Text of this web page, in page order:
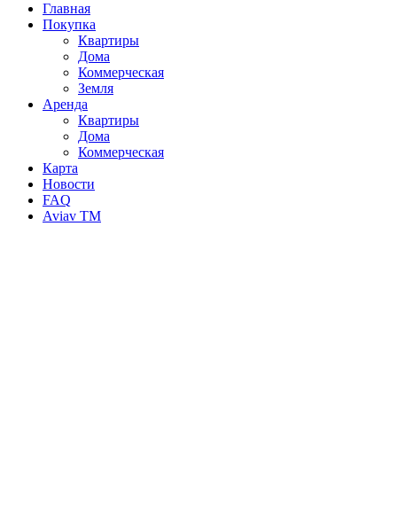
Главная
Покупка
Квартиры
Дома
Коммерческая
Земля
Аренда
Квартиры
Дома
Коммерческая
Карта
Новости
FAQ
Aviav TM